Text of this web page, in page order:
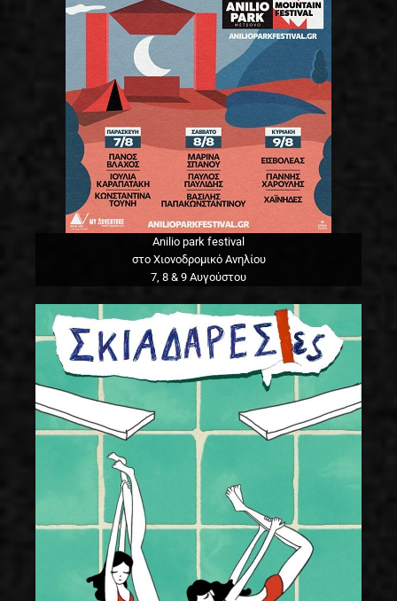
Anilio park festival
στο Χιονοδρομικό Ανηλίου
7, 8 & 9 Αυγούστου